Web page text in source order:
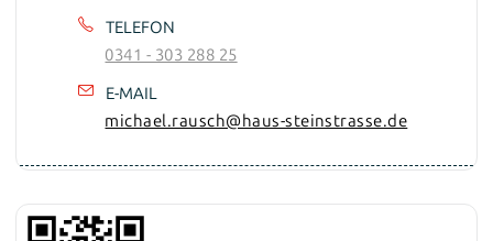
TELEFON
0341 - 303 288 25
E-MAIL
michael.rausch@haus-steinstrasse.de